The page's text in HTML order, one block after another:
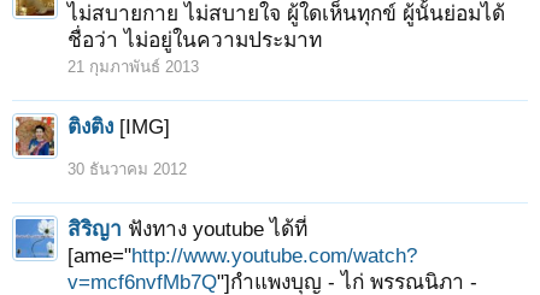
ไม่สบายกาย ไม่สบายใจ ผู้ใดเห็นทุกข์ ผู้นั้นย่อมได้
ชื่อว่า ไม่อยู่ในความประมาท
21 กุมภาพันธ์ 2013
ติงติง [IMG]
30 ธันวาคม 2012
สิริญา ฟังทาง youtube ได้ที่
[ame="http://www.youtube.com/watch?
v=mcf6nvfMb7Q"]กำแพงบุญ - ไก่ พรรณนิภา -